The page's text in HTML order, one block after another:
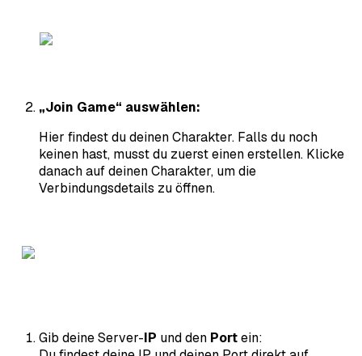
„Join Game“ auswählen:
Hier findest du deinen Charakter. Falls du noch
keinen hast, musst du zuerst einen erstellen. Klicke
danach auf deinen Charakter, um die
Verbindungsdetails zu öffnen.
Gib deine Server-IP und den Portein: